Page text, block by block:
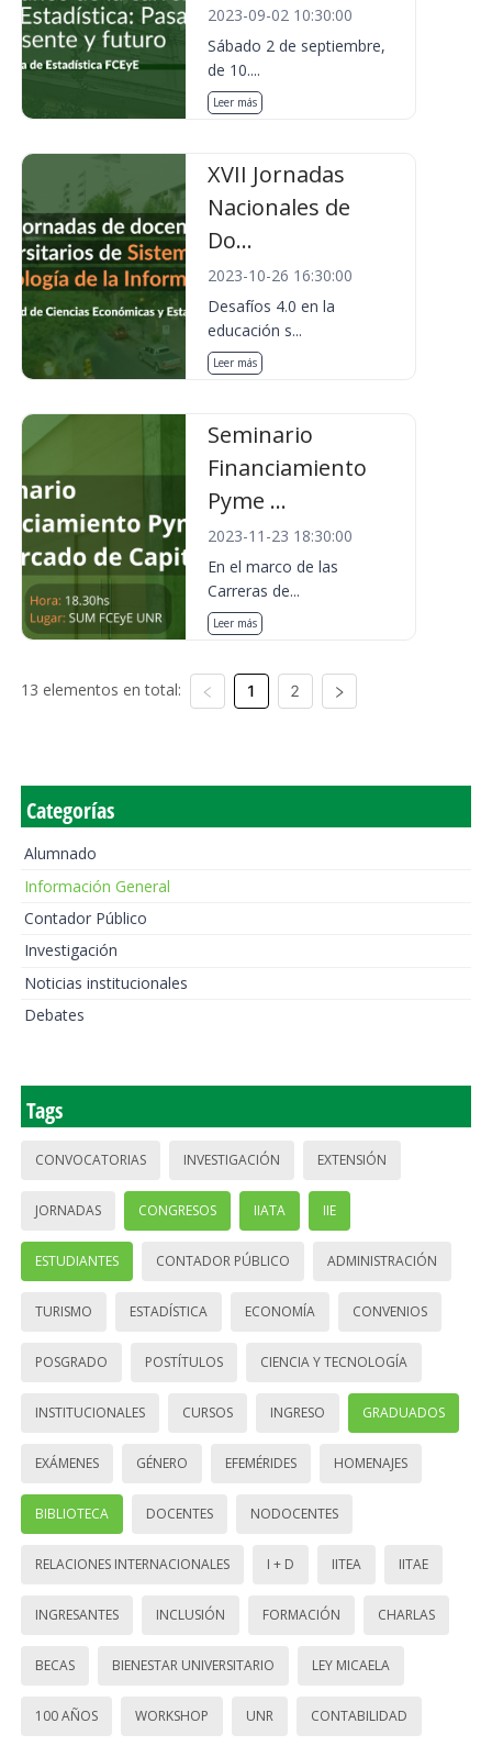
2023-09-02 10:30:00
Sábado 2 de septiembre,
de 10....
Leer más
XVII Jornadas
Nacionales de
Do...
2023-10-26 16:30:00
Desafíos 4.0 en la
educación s...
Leer más
Seminario
Financiamiento
Pyme ...
2023-11-23 18:30:00
En el marco de las
Carreras de...
Leer más
13 elementos en total: 1 2
Categorías
Alumnado
Información General
Contador Público
Investigación
Noticias institucionales
Debates
Tags
CONVOCATORIAS INVESTIGACIÓN EXTENSIÓN
JORNADAS CONGRESOS IIATA IIE
ESTUDIANTES CONTADOR PÚBLICO ADMINISTRACIÓN
TURISMO ESTADÍSTICA ECONOMÍA CONVENIOS
POSGRADO POSTÍTULOS CIENCIA Y TECNOLOGÍA
INSTITUCIONALES CURSOS INGRESO GRADUADOS
EXÁMENES GÉNERO EFEMÉRIDES HOMENAJES
BIBLIOTECA DOCENTES NODOCENTES
RELACIONES INTERNACIONALES I + D IITEA IITAE
INGRESANTES INCLUSIÓN FORMACIÓN CHARLAS
BECAS BIENESTAR UNIVERSITARIO LEY MICAELA
100 AÑOS WORKSHOP UNR CONTABILIDAD